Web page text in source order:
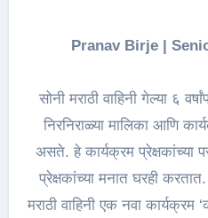
Pranav Birje |
सोनी मराठी वाहिनी गेल्या ६
निरनिराळ्या मालिका आणि
असते. हे कार्यक्रम प्रेक्षकांच्या
प्रेक्षकांच्या मनात घरही
मराठी वाहिनी एक नवा कार्यक्रम